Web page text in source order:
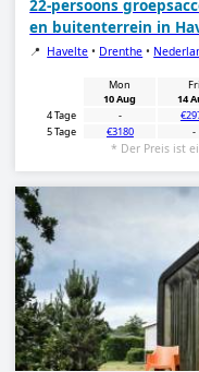
22-persoons
en buitenterrein in
📍 Havelte • Drenthe •
Mon
10 Aug
Fri
14
4 Tage
-
5 Tage
€3180 -
* Der Preis ist